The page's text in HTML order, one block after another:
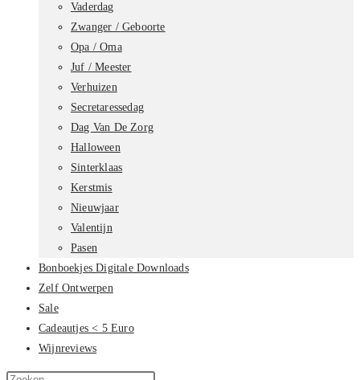
Vaderdag
Zwanger / Geboorte
Opa / Oma
Juf / Meester
Verhuizen
Secretaressedag
Dag Van De Zorg
Halloween
Sinterklaas
Kerstmis
Nieuwjaar
Valentijn
Pasen
Bonboekjes Digitale Downloads
Zelf Ontwerpen
Sale
Cadeautjes < 5 Euro
Wijnreviews